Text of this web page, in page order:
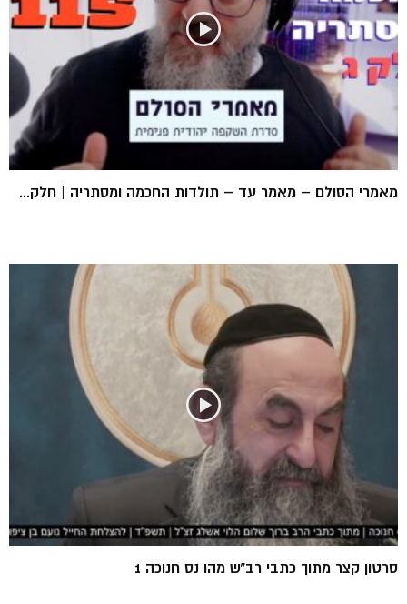
מאמרי הסולם – מאמר עד – תולדות החכמה ומסתריה | חלק...
סרטון קצר מתוך כתבי רב”ש מהו נס חנוכה 1